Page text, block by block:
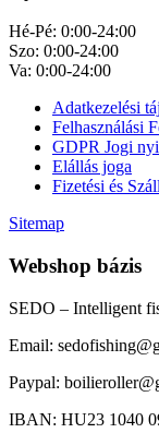
Hé-Pé: 0:00-24:00
Szo: 0:00-24:00
Va: 0:00-24:00
Adatkezelési
Felhasználási
GDPR Jogi
Elállás joga
Fizetési és
Sitemap
Webshop bázis
SEDO – Intelligent
Email:
Paypal:
IBAN: HU23 1040